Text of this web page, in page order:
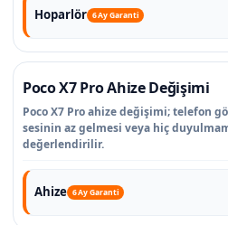
Hoparlör 6 Ay Garanti
Poco X7 Pro Ahize Değişimi
Poco X7 Pro ahize değişimi; telefon
sesinin az gelmesi veya hiç
değerlendirilir.
Ahize 6 Ay Garanti